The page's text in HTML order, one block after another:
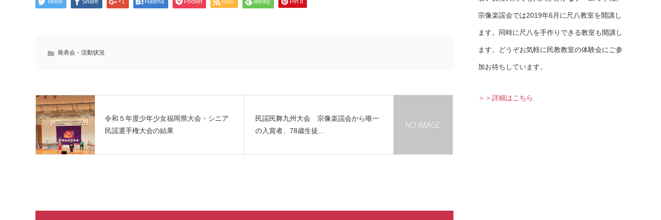
発表会・活動状況
令和５年度少年少女福岡県大会・シニア
民謡選手権大会の結果
民謡民舞九州大会 宗像楽謡会から唯一
の入賞者、78歳生徒...
宗像楽謡会では2019年6月に尺八教室を開講し
ます。同時に尺八を手作りできる教室も開講し
ます。どうぞお気軽に民教教室の体験会にご参
加お待ちしています。
＞＞詳細はこちら